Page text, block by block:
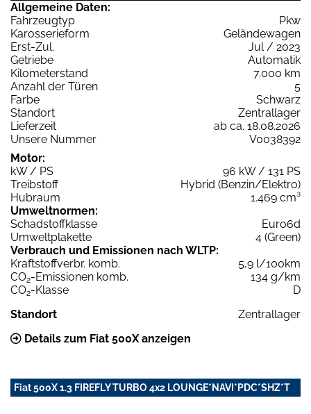
Allgemeine Daten:
Fahrzeugtyp
Pkw
Karosserieform
Geländewagen
Erst-Zul.
Jul / 2023
Getriebe
Automatik
Kilometerstand
7.000 km
Anzahl der Türen
5
Farbe
Schwarz
Standort
Zentrallager
Lieferzeit
ab ca. 18.08.2026
Unsere Nummer
V0038392
Motor:
kW / PS
96 kW / 131 PS
Treibstoff
Hybrid (Benzin/Elektro)
Hubraum
1.469 cm³
Umweltnormen:
Schadstoffklasse
Euro6d
Umweltplakette
4 (Green)
Verbrauch und Emissionen nach WLTP:
Kraftstoffverbr. komb.
5,9 l/100km
CO2-Emissionen komb.
134 g/km
CO2-Klasse
D
Standort
Zentrallager
Details zum Fiat 500X anzeigen
Fiat 500X 1.3 FIREFLY TURBO 4x2 LOUNGE*NAVI*PDC*SHZ*T